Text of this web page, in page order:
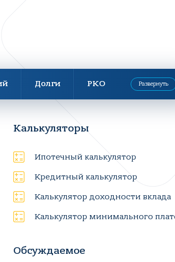
Долги РКО Развернуть
Калькуляторы
Ипотечный калькулятор
Кредитный калькулятор
Калькулятор доходности вклада
Калькулятор минимального
Обсуждаемое